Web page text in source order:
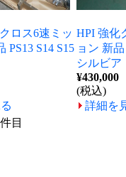
ロス6速ミッ
PS13 S14 S15
HPI 強化
ョン 新品
シルビア
¥430,000
(税込)
詳細を
件目